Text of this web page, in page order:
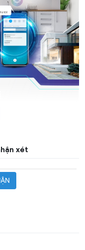
xét